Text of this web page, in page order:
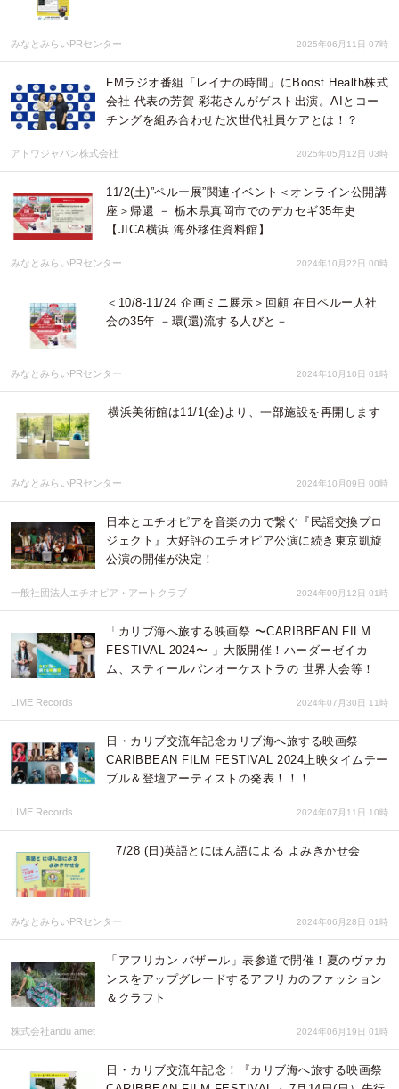
みなとみらいPRセンター 2025年06月11日 07時
FMラジオ番組「レイナの時間」にBoost Health株式
会社 代表の芳賀 彩花さんがゲスト出演。AIとコー
チングを組み合わせた次世代社員ケアとは！？
アトワジャパン株式会社 2025年05月12日 03時
11/2(土)”ペルー展”関連イベント＜オンライン公開講
座＞帰還 － 栃木県真岡市でのデカセギ35年史
【JICA横浜 海外移住資料館】
みなとみらいPRセンター 2024年10月22日 00時
＜10/8-11/24 企画ミニ展示＞回顧 在日ペルー人社
会の35年 －環(還)流する人びと－
みなとみらいPRセンター 2024年10月10日 01時
横浜美術館は11/1(金)より、一部施設を再開します
みなとみらいPRセンター 2024年10月09日 00時
日本とエチオピアを音楽の力で繋ぐ『民謡交換プロ
ジェクト』大好評のエチオピア公演に続き東京凱旋
公演の開催が決定！
一般社団法人エチオピア・アートクラブ 2024年09月12日 01時
「カリブ海へ旅する映画祭 〜CARIBBEAN FILM
FESTIVAL 2024〜 」大阪開催！ハーダーゼイカ
ム、スティールパンオーケストラの 世界大会等！
LIME Records 2024年07月30日 11時
日・カリブ交流年記念カリブ海へ旅する映画祭
CARIBBEAN FILM FESTIVAL 2024上映タイムテー
ブル＆登壇アーティストの発表！！！
LIME Records 2024年07月11日 10時
7/28 (日)英語とにほん語による よみきかせ会
みなとみらいPRセンター 2024年06月28日 01時
「アフリカン バザール」表参道で開催！夏のヴァカ
ンスをアップグレードするアフリカのファッション
＆クラフト
株式会社andu amet 2024年06月19日 01時
日・カリブ交流年記念！『カリブ海へ旅する映画祭